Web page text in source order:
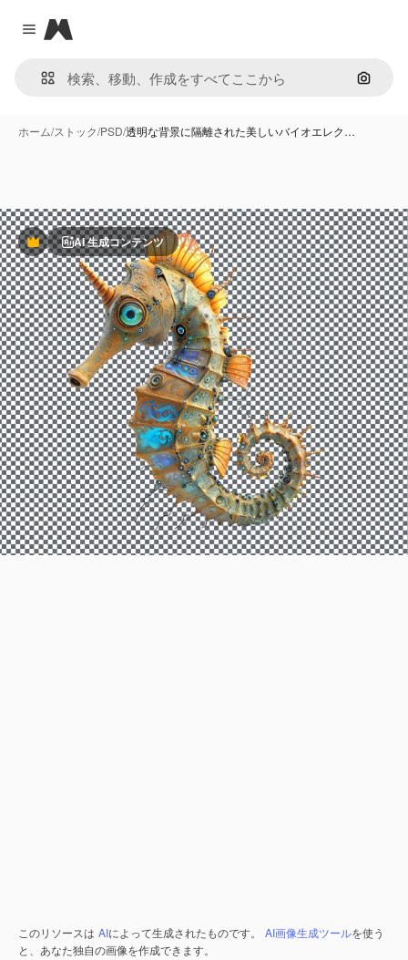
Close menu
Magnific
画像で
ホーム/ストック/PSD/透明な背景に隔離された美しいバイオエレク…
PremiumAI 生成コンテンツ
このリソースは AIによって生成されたものです。 AI画像生成ツールを使う
と、あなた独自の画像を作成できます。